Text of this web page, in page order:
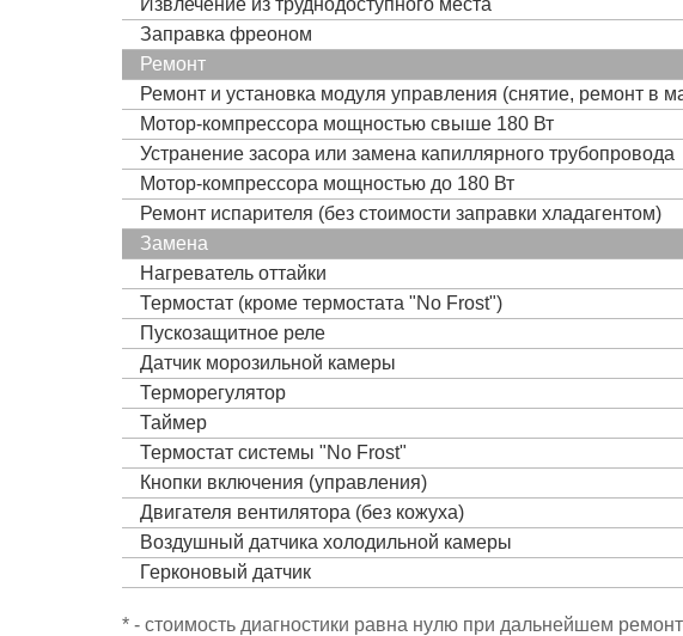
Заправка фреоном
Ремонт
Ремонт и установка модуля управления (снятие, ремонт в
Мотор-компрессора мощностью свыше 180 Вт
Устранение засора или замена капиллярного трубопровода
Мотор-компрессора мощностью до 180 Вт
Ремонт испарителя (без стоимости заправки хладагентом)
Замена
Нагреватель оттайки
Термостат (кроме термостата "No Frost")
Пускозащитное реле
Датчик морозильной камеры
Терморегулятор
Таймер
Термостат системы "No Frost"
Кнопки включения (управления)
Двигателя вентилятора (без кожуха)
Воздушный датчика холодильной камеры
Герконовый датчик
* - стоимость диагностики равна нулю при дальнейшем